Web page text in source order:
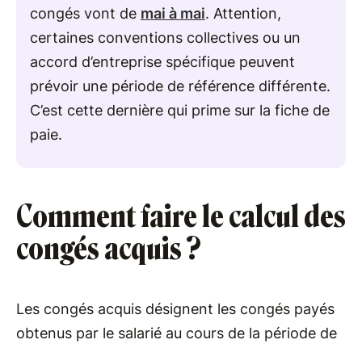
congés vont de mai à mai. Attention,
certaines conventions collectives ou un
accord d’entreprise spécifique peuvent
prévoir une période de référence différente.
C’est cette dernière qui prime sur la fiche de
paie.
Comment faire le calcul des
congés acquis ?
Les congés acquis désignent les congés payés
obtenus par le salarié au cours de la période de